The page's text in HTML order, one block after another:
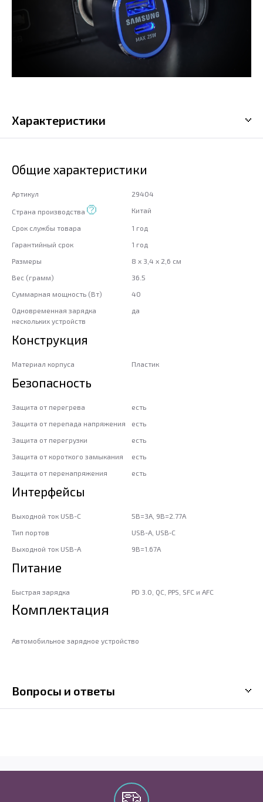
Характеристики
Общие характеристики
Артикул 29404
Страна производства Китай
Срок службы товара
1 год
Гарантийный срок
1 год
Размеры
8 x 3,4 x 2,6 см
Вес (грамм)
36.5
Суммарная мощность (Вт)
40
Одновременная зарядка
нескольких устройств
да
Конструкция
Материал корпуса Пластик
Безопасность
Защита от перегрева
есть
Защита от перепада напряжения
есть
Защита от перегрузки
есть
Защита от короткого замыкания
есть
Защита от перенапряжения
есть
Интерфейсы
Выходной ток USB-C
5В=3А, 9В=2.77А
Тип портов
USB-A, USB‑C
Выходной ток USB-A
9В=1.67А
Питание
Быстрая зарядка PD 3.0, QC, PPS, SFC и AFC
Комплектация
Автомобильное зарядное устройство
Вопросы и ответы